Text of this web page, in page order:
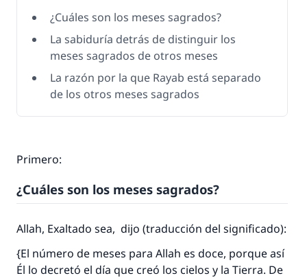
¿Cuáles son los meses sagrados?
La sabiduría detrás de distinguir los
meses sagrados de otros meses
La razón por la que Rayab está separado
de los otros meses sagrados
Primero:
¿Cuáles son los meses sagrados?
Allah, Exaltado sea, dijo (traducción del significado):
{El número de meses para Allah es doce, porque así
Él lo decretó el día que creó los cielos y la Tierra. De